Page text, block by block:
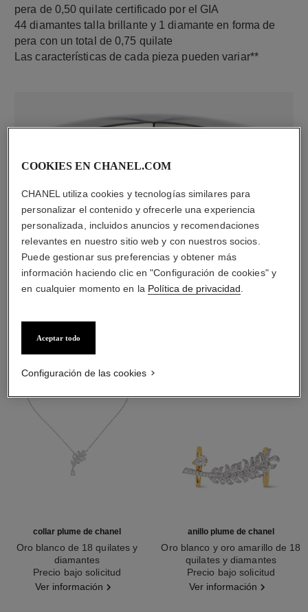
pera de 0,50 quilate certificado por el GIA
44 diamantes talla brillante y 1 diamante en forma de
pera con un total de 0,75 quilate
Las características de cada pieza pueden variar**
material
Oro blanco de 18 quilates
collar plume de chanel
Oro blanco de 18 quilates y
diamantes
Ref. J10815
Precio bajo solicitud
Ver información
anillo plume de chanel
Oro blanco y oro amarillo de 18
quilates y diamantes
Ref. J11935
Precio bajo solicitud
Ver información
COOKIES EN CHANEL.COM
CHANEL utiliza cookies y tecnologías similares para
personalizar el contenido y ofrecerle una experiencia
personalizada, incluidos anuncios y recomendaciones
relevantes en nuestro sitio web y con nuestros socios.
Puede gestionar sus preferencias y obtener más
información haciendo clic en "Configuración de cookies" y
en cualquier momento en la Política de privacidad
Aceptar todo
Configuración de las cookies